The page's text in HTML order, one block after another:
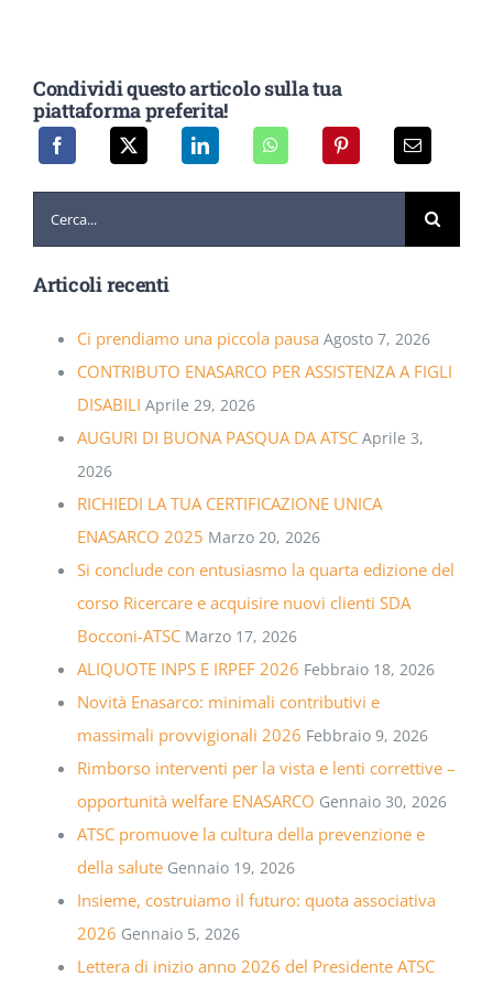
Condividi questo articolo sulla tua
piattaforma preferita!
Articoli recenti
Ci prendiamo una piccola pausa Agosto 7, 2026
CONTRIBUTO ENASARCO PER ASSISTENZA A FIGLI
DISABILI Aprile 29, 2026
AUGURI DI BUONA PASQUA DA ATSC Aprile 3,
2026
RICHIEDI LA TUA CERTIFICAZIONE UNICA
ENASARCO 2025 Marzo 20, 2026
Si conclude con entusiasmo la quarta edizione del
corso Ricercare e acquisire nuovi clienti SDA
Bocconi-ATSC Marzo 17, 2026
ALIQUOTE INPS E IRPEF 2026 Febbraio 18, 2026
Novità Enasarco: minimali contributivi e
massimali provvigionali 2026 Febbraio 9, 2026
Rimborso interventi per la vista e lenti correttive –
opportunità welfare ENASARCO Gennaio 30, 2026
ATSC promuove la cultura della prevenzione e
della salute Gennaio 19, 2026
Insieme, costruiamo il futuro: quota associativa
2026 Gennaio 5, 2026
Lettera di inizio anno 2026 del Presidente ATSC